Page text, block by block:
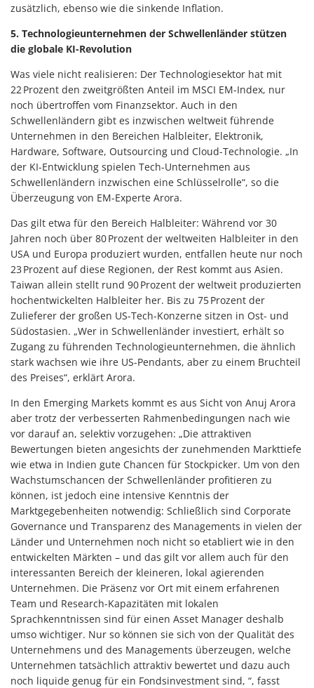
zusätzlich, ebenso wie die sinkende Inflation.
5. Technologieunternehmen der Schwellenländer stützen
die globale KI-Revolution
Was viele nicht realisieren: Der Technologiesektor hat mit
22 Prozent den zweitgrößten Anteil im MSCI EM-Index, nur
noch übertroffen vom Finanzsektor. Auch in den
Schwellenländern gibt es inzwischen weltweit führende
Unternehmen in den Bereichen Halbleiter, Elektronik,
Hardware, Software, Outsourcing und Cloud-Technologie. „In
der KI-Entwicklung spielen Tech-Unternehmen aus
Schwellenländern inzwischen eine Schlüsselrolle“, so die
Überzeugung von EM-Experte Arora.
Das gilt etwa für den Bereich Halbleiter: Während vor 30
Jahren noch über 80 Prozent der weltweiten Halbleiter in den
USA und Europa produziert wurden, entfallen heute nur noch
23 Prozent auf diese Regionen, der Rest kommt aus Asien.
Taiwan allein stellt rund 90 Prozent der weltweit produzierten
hochentwickelten Halbleiter her. Bis zu 75 Prozent der
Zulieferer der großen US-Tech-Konzerne sitzen in Ost- und
Südostasien. „Wer in Schwellenländer investiert, erhält so
Zugang zu führenden Technologieunternehmen, die ähnlich
stark wachsen wie ihre US-Pendants, aber zu einem Bruchteil
des Preises“, erklärt Arora.
In den Emerging Markets kommt es aus Sicht von Anuj Arora
aber trotz der verbesserten Rahmenbedingungen nach wie
vor darauf an, selektiv vorzugehen: „Die attraktiven
Bewertungen bieten angesichts der zunehmenden Markttiefe
wie etwa in Indien gute Chancen für Stockpicker. Um von den
Wachstumschancen der Schwellenländer profitieren zu
können, ist jedoch eine intensive Kenntnis der
Marktgegebenheiten notwendig: Schließlich sind Corporate
Governance und Transparenz des Managements in vielen der
Länder und Unternehmen noch nicht so etabliert wie in den
entwickelten Märkten – und das gilt vor allem auch für den
interessanten Bereich der kleineren, lokal agierenden
Unternehmen. Die Präsenz vor Ort mit einem erfahrenen
Team und Research-Kapazitäten mit lokalen
Sprachkenntnissen sind für einen Asset Manager deshalb
umso wichtiger. Nur so können sie sich von der Qualität des
Unternehmens und des Managements überzeugen, welche
Unternehmen tatsächlich attraktiv bewertet und dazu auch
noch liquide genug für ein Fondsinvestment sind, “, fasst